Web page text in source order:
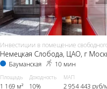
Бауманская 10 мин
Площадь
1 169 м²
Доходность
10%
МАП
2 954 443 руб/